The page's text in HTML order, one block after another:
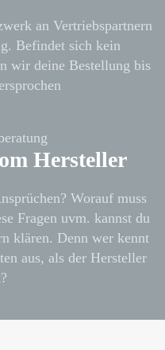
an Vertriebspartnern
Befindet sich kein
wir deine Bestellung bis
Hersteller
Worauf muss
Fragen uvm. kannst du
klären. Denn wer kennt
aus, als der Hersteller